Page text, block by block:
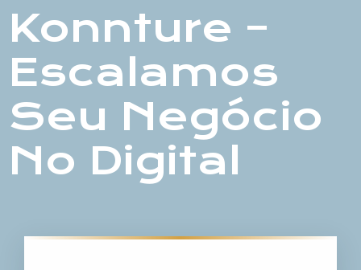
Konnture –
Escalamos
Seu Negócio
No Digital